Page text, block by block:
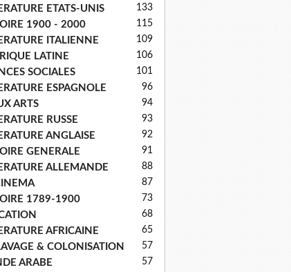
ETATS-UNIS 133
1900 - 2000 115
ITALIENNE 109
LATINE 106
SOCIALES 101
ESPAGNOLE 96
ARTS 94
RUSSE 93
ANGLAISE 92
GENERALE 91
ALLEMANDE 88
87
1789-1900 73
68
AFRICAINE 65
& COLONISATION 57
ARABE 57